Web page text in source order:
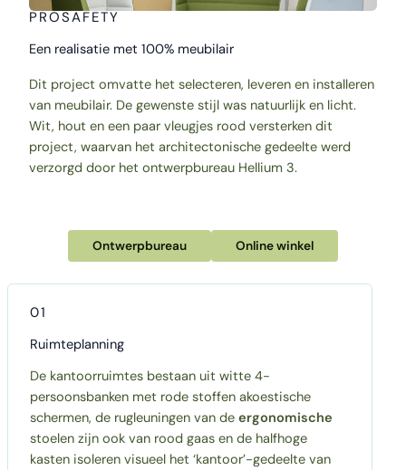
PROSAFETY
Een realisatie met 100% meubilair
Dit project omvatte het selecteren, leveren en installeren
van meubilair. De gewenste stijl was natuurlijk en licht.
Wit, hout en een paar vleugjes rood versterken dit
project, waarvan het architectonische gedeelte werd
verzorgd door het ontwerpbureau Hellium 3.
Ontwerpbureau Online winkel
01
Ruimteplanning
De kantoorruimtes bestaan uit witte 4-
persoonsbanken met rode stoffen akoestische
schermen, de rugleuningen van de ergonomische
stoelen zijn ook van rood gaas en de halfhoge
kasten isoleren visueel het ‘kantoor’-gedeelte van